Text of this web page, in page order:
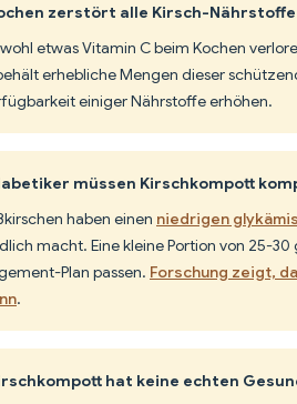
zerstört alle Kirsch-Nährstoffe
etwas Vitamin C beim Kochen
erhebliche Mengen dieser
einiger Nährstoffe erhöhen.
müssen Kirschkompott
haben einen niedrigen
macht. Eine kleine Portion von 25-30
Plan passen. Forschung zeigt,
.
hat keine echten